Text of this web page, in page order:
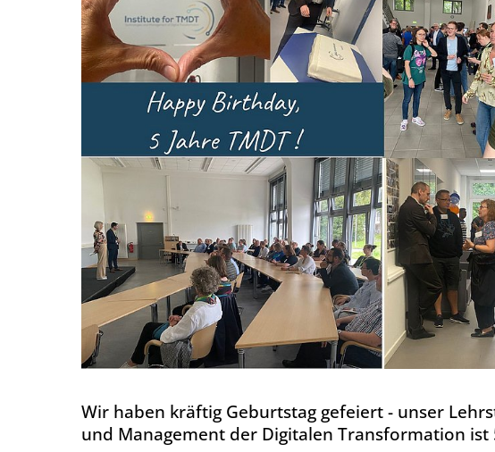
Wir haben kräftig Geburtstag gefeiert - unser
und Management der Digitalen Transformation ist